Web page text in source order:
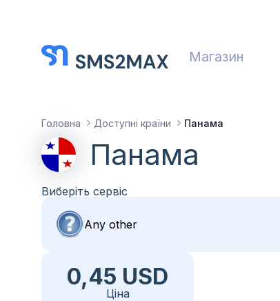
Магазин
Головна Доступні країни Панама
Панама
Виберіть сервіс
0,45 USD
Ціна